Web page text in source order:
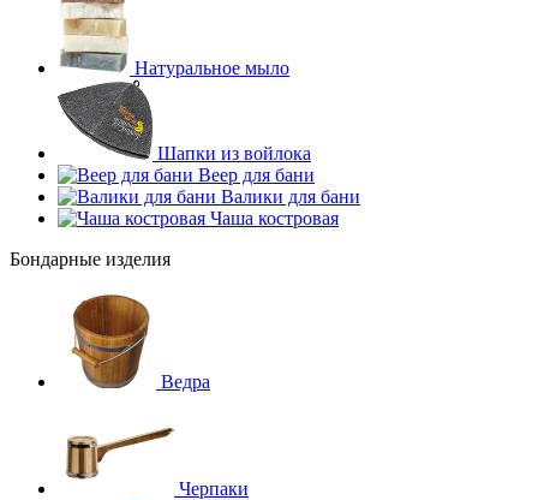
Натуральное мыло
Шапки из войлока
Веер для бани
Валики для бани
Чаша костровая
Бондарные изделия
Ведра
Черпаки